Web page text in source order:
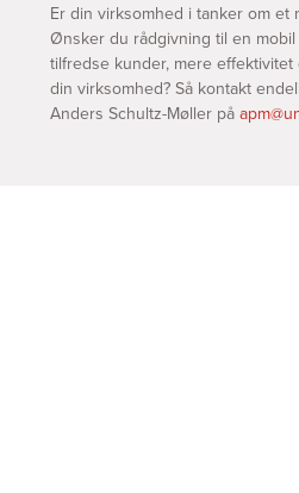
Er din virksomhed i tanker om et
Ønsker du rådgivning til en
tilfredse kunder, mere
din virksomhed? Så kontakt
Anders Schultz-Møller på